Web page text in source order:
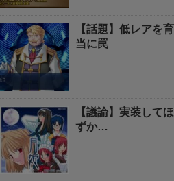
【話題】低レアを
当に罠
【議論】実装して
ずか…